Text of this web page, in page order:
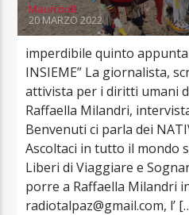
MaurizioB
20 MARZO 2022
imperdibile quinto
INSIEME” La giornalista,
attivista per i diritti umani
Raffaella Milandri,
Benvenuti ci parla dei
Ascoltaci in tutto il mondo
Liberi di Viaggiare e
porre a Raffaella Milandri
radiotalpaz@gmail.com, l’